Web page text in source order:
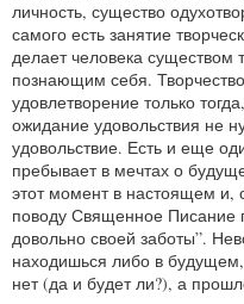
личность, существо
самого есть занятие
делает человека существом
познающим себя.
удовлетворение только
ожидание удовольствия не
удовольствие. Есть и еще
пребывает в мечтах о
этот момент в настоящем и,
поводу Священное Писание
довольно своей заботы”.
находишься либо в
нет (да и будет ли?), а